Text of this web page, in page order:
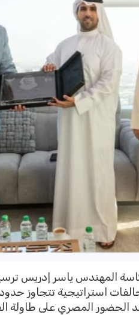
المهندس ياسر إدريس
استراتيجية تتجاوز
المصري على طاولة